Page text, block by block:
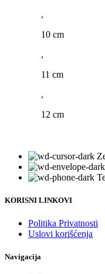
,
10 cm
,
11 cm
,
12 cm
KORISNI LINKOVI
Politika Privatnosti
Uslovi korišćenja
Navigacija